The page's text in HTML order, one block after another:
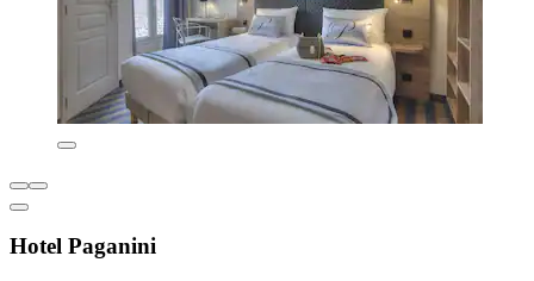
Hotel Paganini